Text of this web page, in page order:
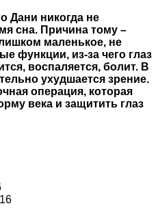
Дани никогда не
сна. Причина тому –
маленькое, не
функции, из-за чего глаз
воспаляется, болит. В
ухудшается зрение.
операция, которая
века и защитить глаз